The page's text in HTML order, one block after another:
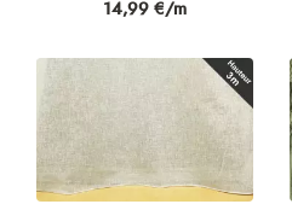
Prix
14,99 €/m